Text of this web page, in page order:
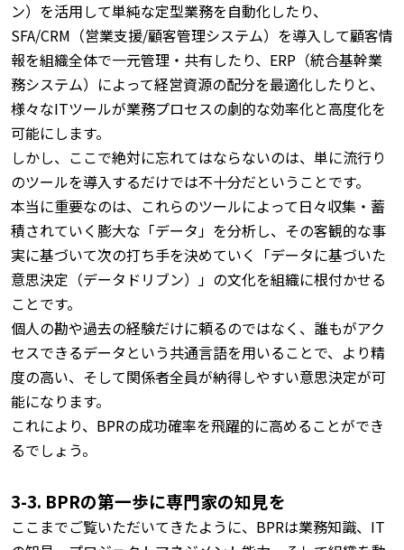
ン）を活用して単純な定型業務を自動化したり、
SFA/CRM（営業支援/顧客管理システム）を導入して顧客情
報を組織全体で一元管理・共有したり、ERP（統合基幹業
務システム）によって経営資源の配分を最適化したりと、
様々なITツールが業務プロセスの劇的な効率化と高度化を
可能にします。
しかし、ここで絶対に忘れてはならないのは、単に流行り
のツールを導入するだけでは不十分だということです。
本当に重要なのは、これらのツールによって日々収集・蓄
積されていく膨大な「データ」を分析し、その客観的な事
実に基づいて次の打ち手を決めていく「データに基づいた
意思決定（データドリブン）」の文化を組織に根付かせる
ことです。
個人の勘や過去の経験だけに頼るのではなく、誰もがアク
セスできるデータという共通言語を用いることで、より精
度の高い、そして関係者全員が納得しやすい意思決定が可
能になります。
これにより、BPRの成功確率を飛躍的に高めることができ
るでしょう。
3-3. BPRの第一歩に専門家の知見を
ここまでご覧いただいてきたように、BPRは業務知識、IT